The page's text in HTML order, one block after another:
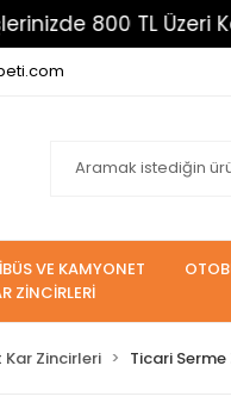
TL Üzeri Kargo
VE KAMYONET
ZİNCİRLERİ
Kar Zincirleri Ticari Serme